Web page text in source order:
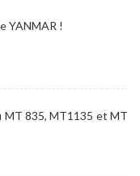
YANMAR !
MT 835, MT1135 et MT